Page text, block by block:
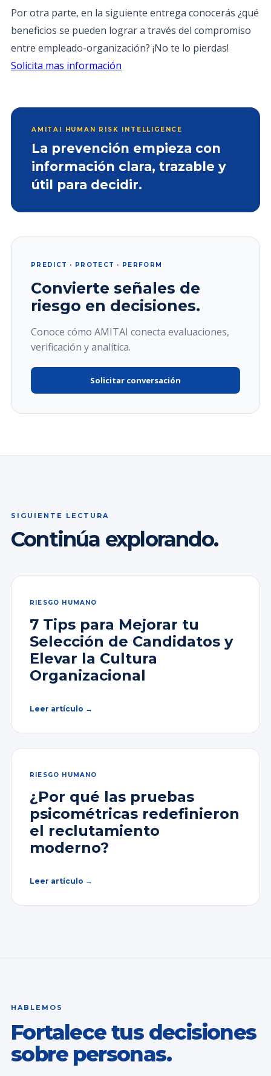
Por otra parte, en la siguiente entrega conocerás ¿qué
beneficios se pueden lograr a través del compromiso
entre empleado-organización? ¡No te lo pierdas!
Solicita mas información
AMITAI HUMAN RISK INTELLIGENCE
La prevención empieza con
información clara, trazable y
útil para decidir.
PREDICT · PROTECT · PERFORM
Convierte señales de
riesgo en decisiones.
Conoce cómo AMITAI conecta evaluaciones,
verificación y analítica.
Solicitar conversación
SIGUIENTE LECTURA
Continúa explorando.
RIESGO HUMANO
7 Tips para Mejorar tu
Selección de Candidatos y
Elevar la Cultura
Organizacional
Leer artículo →
RIESGO HUMANO
¿Por qué las pruebas
psicométricas redefinieron
el reclutamiento
moderno?
Leer artículo →
HABLEMOS
Fortalece tus decisiones
sobre personas.